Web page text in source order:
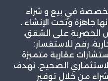
في بيع و شراء
جاهزة وتحت الإنشاء .
الحصرية على الشقق،
رقم للاستفسار:
مع توفير استشارات عقارية متميزة
الصحيح. نهدف
من خلال توفير